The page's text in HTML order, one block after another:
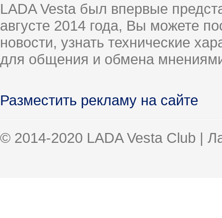
LADA Vesta был впервые
августе 2014 года, Вы можете
новости, узнать технические
для общения и обмена
Разместить рекламу на сайте
© 2014-2020 LADA Vesta Club |